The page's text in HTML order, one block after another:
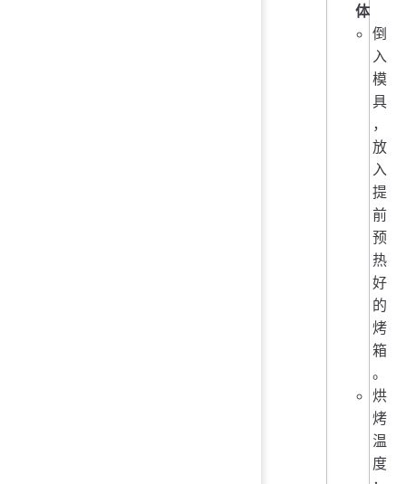
体
倒
入
模
具
，
放
入
提
前
预
热
好
的
烤
箱
。
烘
烤
温
度